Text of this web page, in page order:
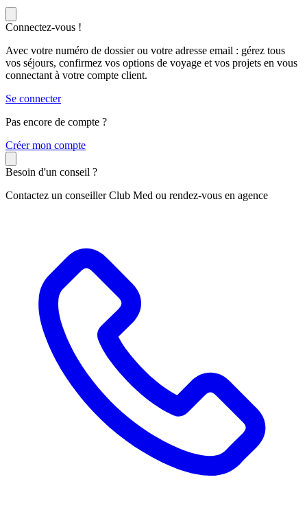
Connectez-vous !
Avec votre numéro de dossier ou votre adresse email : gérez tous
vos séjours, confirmez vos options de voyage et vos projets en vous
connectant à votre compte client.
Se connecter
Pas encore de compte ?
Créer mon compte
Besoin d'un conseil ?
Contactez un conseiller Club Med ou rendez-vous en agence